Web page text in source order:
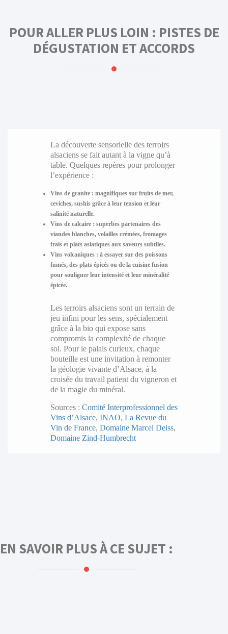
POUR ALLER PLUS LOIN : PISTES DE
DÉGUSTATION ET ACCORDS
La découverte sensorielle des terroirs
alsaciens se fait autant à la vigne qu’à
table. Quelques repères pour prolonger
l’expérience :
Vins de granite: magnifiques sur fruits de mer,
ceviches, sushis grâce à leur tension et leur
salinité naturelle.
Vins de calcaire: superbes partenaires des
viandes blanches, volailles crémées, fromages
frais et plats asiatiques aux saveurs subtiles.
Vins volcaniques: à essayer sur des poissons
fumés, des plats épicés ou de la cuisine fusion
pour souligner leur intensité et leur minéralité
épicée.
Les terroirs alsaciens sont un terrain de
jeu infini pour les sens, spécialement
grâce à la bio qui expose sans
compromis la complexité de chaque
sol. Pour le palais curieux, chaque
bouteille est une invitation à remonter
la géologie vivante d’Alsace, à la
croisée du travail patient du vigneron et
de la magie du minéral.
Sources : Comité Interprofessionnel des
Vins d’Alsace, INAO, La Revue du
Vin de France, Domaine Marcel Deiss,
Domaine Zind-Humbrecht
EN SAVOIR PLUS À CE SUJET :